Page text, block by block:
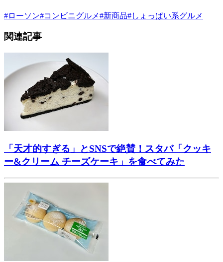
#ローソン#コンビニグルメ#新商品#しょっぱい系グルメ
関連記事
「天才的すぎる」とSNSで絶賛！スタバ「クッキ
ー&クリーム チーズケーキ」を食べてみた